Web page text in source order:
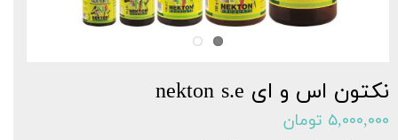
نکتون اس و ای nekton s.e
۵,۰۰۰,۰۰۰ تومان